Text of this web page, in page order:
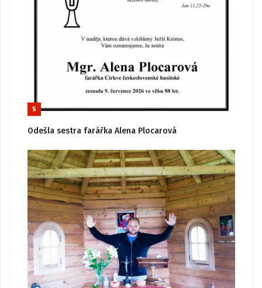
5
Odešla sestra farářka Alena Plocarová